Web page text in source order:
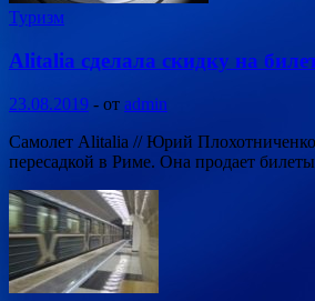
Туризм
Alitalia сделала скидку на
23.08.2019 - от admin
Самолет Alitalia // Юрий
пересадкой в Риме. Она продает